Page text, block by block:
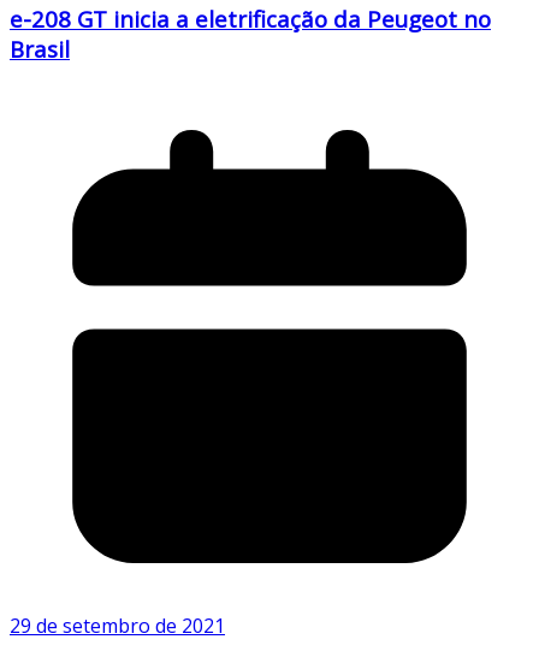
e-208 GT inicia a eletrificação da Peugeot no
Brasil
29 de setembro de 2021